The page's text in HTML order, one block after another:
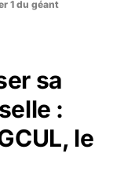
1 du géant
sa
:
le